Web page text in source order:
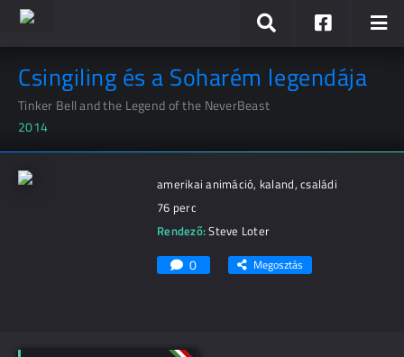
Csingiling és a Soharém legendája
Tinker Bell and the Legend of the NeverBeast
2014
amerikai animáció, kaland, családi
76 perc
Rendező:Steve Loter
0 Megosztás